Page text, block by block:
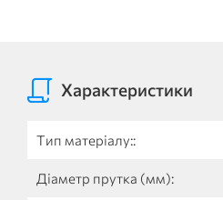
Характеристики
Тип матеріалу::
Діаметр прутка (мм):